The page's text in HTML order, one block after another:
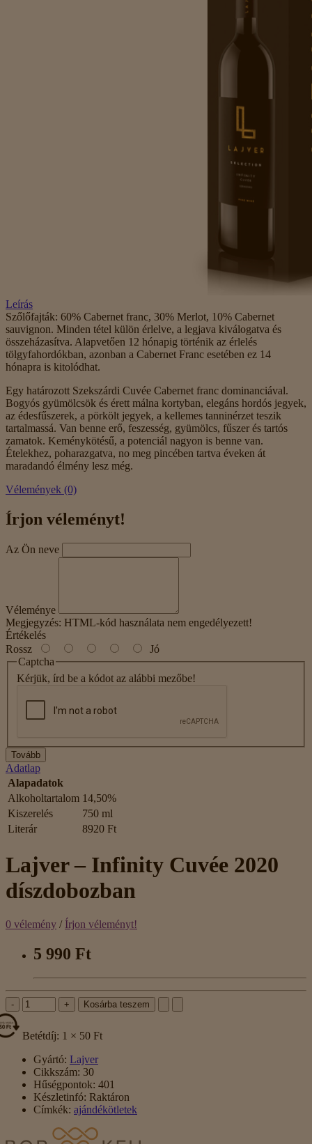
Leírás
Szőlőfajták: 60% Cabernet franc, 30% Merlot, 10% Cabernet
sauvignon. Minden tétel külön érlelve, a legjava kiválogatva és
összeházasítva. Alapvetően 12 hónapig történik az érlelés
tölgyfahordókban, azonban a Cabernet Franc esetében ez 14
hónapra is kitolódhat.
Egy határozott Szekszárdi Cuvée Cabernet franc dominanciával.
Bogyós gyümölcsök és érett málna kortyban, elegáns hordós jegyek,
az édesfűszerek, a pörkölt jegyek, a kellemes tanninérzet teszik
tartalmassá. Van benne erő, feszesség, gyümölcs, fűszer és tartós
zamatok. Keménykötésű, a potenciál nagyon is benne van.
Ételekhez, poharazgatva, no meg pincében tartva éveken át
maradandó élmény lesz még.
Vélemények (0)
Írjon véleményt!
Az Ön neve
Véleménye
Megjegyzés: HTML-kód használata nem engedélyezett!
Értékelés
Rossz
Jó
Captcha
Kérjük, írd be a kódot az alábbi mezőbe!
Tovább
Adatlap
Alapadatok
Alkoholtartalom 14,50%
Kiszerelés
750 ml
Literár
8920 Ft
Lajver – Infinity Cuvée 2020
díszdobozban
0 vélemény / Írjon véleményt!
5 990 Ft
- + Kosárba teszem
Betétdíj: 1 × 50 Ft
Gyártó: Lajver
Cikkszám: 30
Hűségpontok: 401
Készletinfó: Raktáron
Címkék: ajándékötletek